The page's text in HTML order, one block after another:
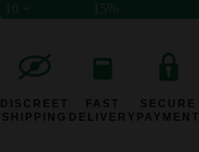
10 +
15%
DISCREET
SHIPPING
FAST
DELIVERY
SECURE
PAYMENT